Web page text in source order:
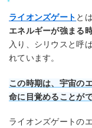
ライオンズゲート と
エネルギーが強まる
入り、シリウスと呼
れています。
この時期は、宇宙の
命に目覚めることが
ライオンズゲートの